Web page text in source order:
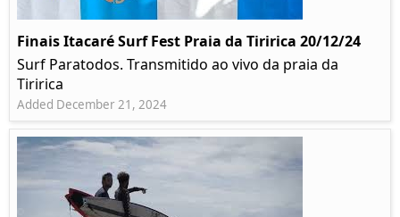
Finais Itacaré Surf Fest Praia da Tiririca 20/12/24
Surf Paratodos. Transmitido ao vivo da praia da
Tiririca
Added December 21, 2024